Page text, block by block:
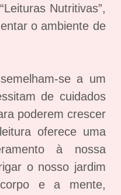
Nutritivas”,
o ambiente de
se a um
de cuidados
poderem crescer
oferece uma
à nossa
o nosso jardim
e a mente,